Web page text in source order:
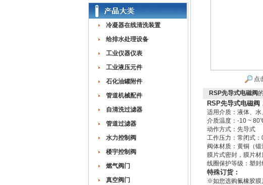
冷凝器在线清洗装置
给排水处理设备
工业仪器仪表
工业液压元件
石化油罐附件
管道机械配件
自清洗过滤器
管道过滤器
水力控制阀
楼宇控制阀
燃气阀门
真空阀门
点
RSP先导式电磁阀
RSP先导式电磁阀
适用介质：液体、
介质温度：-10 ~
动作方式：先导式
工作压力：常闭式
阀体材质：黄铜（锻
膜片式密封，膜片材
线圈保护等级：塑封
特殊订货：
※如您选购氟橡胶膜